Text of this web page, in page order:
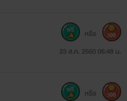
23 ส.ค. 2560 06:48 น.
หรือ 300
หรือ 300